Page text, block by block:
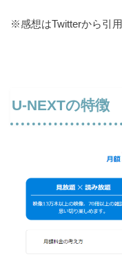
※感想はTwitterから引
U-NEXTの特徴